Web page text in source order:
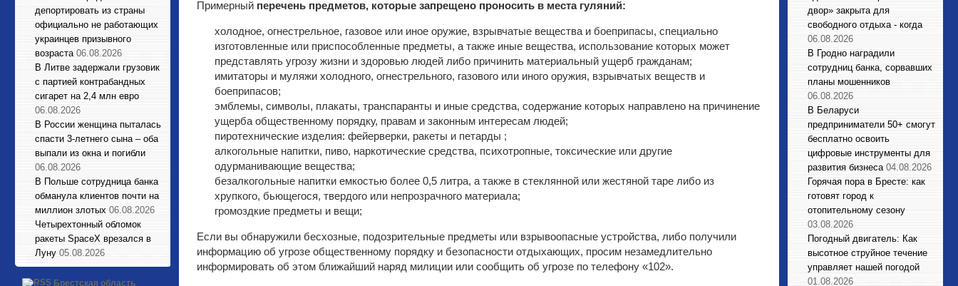
депортировать из страны
официально не работающих
украинцев призывного
возраста 06.08.2026
В Литве задержали грузовик
с партией контрабандных
сигарет на 2,4 млн евро
06.08.2026
В России женщина пыталась
спасти 3-летнего сына – оба
выпали из окна и погибли
06.08.2026
В Польше сотрудница банка
обманула клиентов почти на
миллион злотых 06.08.2026
Четырехтонный обломок
ракеты SpaceX врезался в
Луну 05.08.2026
Брестская область
Примерный перечень предметов, которые запрещено проносить в места гуляний:
холодное, огнестрельное, газовое или иное оружие, взрывчатые вещества и боеприпасы, специально
изготовленные или приспособленные предметы, а также иные вещества, использование которых может
представлять угрозу жизни и здоровью людей либо причинить материальный ущерб гражданам;
имитаторы и муляжи холодного, огнестрельного, газового или иного оружия, взрывчатых веществ и
боеприпасов;
эмблемы, символы, плакаты, транспаранты и иные средства, содержание которых направлено на причинение
ущерба общественному порядку, правам и законным интересам людей;
пиротехнические изделия: фейерверки, ракеты и петарды ;
алкогольные напитки, пиво, наркотические средства, психотропные, токсические или другие
одурманивающие вещества;
безалкогольные напитки емкостью более 0,5 литра, а также в стеклянной или жестяной таре либо из
хрупкого, бьющегося, твердого или непрозрачного материала;
громоздкие предметы и вещи;
Если вы обнаружили бесхозные, подозрительные предметы или взрывоопасные устройства, либо получили
информацию об угрозе общественному порядку и безопасности отдыхающих, просим незамедлительно
информировать об этом ближайший наряд милиции или сообщить об угрозе по телефону «102».
двор» закрыта для
свободного отдыха - когда
06.08.2026
В Гродно наградили
сотрудниц банка, сорвавших
планы мошенников
06.08.2026
В Беларуси
предприниматели 50+ смогут
бесплатно освоить
цифровые инструменты для
развития бизнеса 04.08.2026
Горячая пора в Бресте: как
готовят город к
отопительному сезону
03.08.2026
Погодный двигатель: Как
высотное струйное течение
управляет нашей погодой
01.08.2026